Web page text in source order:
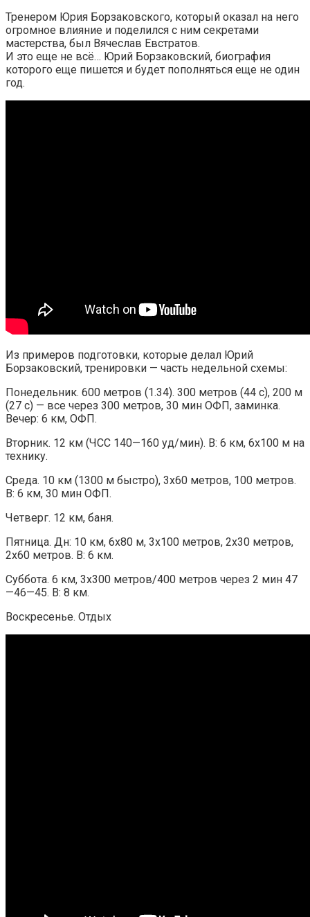
Тренером Юрия Борзаковского, который оказал на него
огромное влияние и поделился с ним секретами
мастерства, был Вячеслав Евстратов.
И это еще не всё… Юрий Борзаковский, биография
которого еще пишется и будет пополняться еще не один
год.
Из примеров подготовки, которые делал Юрий
Борзаковский, тренировки — часть недельной схемы:
Понедельник. 600 метров (1.34). 300 метров (44 с), 200 м
(27 с) — все через 300 метров, 30 мин ОФП, заминка.
Вечер: 6 км, ОФП.
Вторник. 12 км (ЧСС 140—160 уд/мин). В: 6 км, 6х100 м на
технику.
Среда. 10 км (1300 м быстро), 3х60 метров, 100 метров.
В: 6 км, 30 мин ОФП.
Четверг. 12 км, баня.
Пятница. Дн: 10 км, 6х80 м, 3х100 метров, 2х30 метров,
2х60 метров. В: 6 км.
Суббота. 6 км, 3х300 метров/400 метров через 2 мин 47
—46—45. В: 8 км.
Воскресенье. Отдых